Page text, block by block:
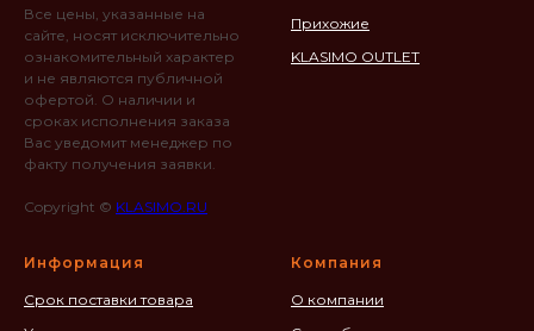
Все цены, указанные на
сайте, носят исключительно
ознакомительный характер
и не являются публичной
офертой. О наличии и
сроках исполнения заказа
Вас уведомит менеджер по
факту получения заявки.
Copyright © KLASIMO.RU
Прихожие
KLASIMO OUTLET
Информация
Срок поставки товара
Компания
О компании